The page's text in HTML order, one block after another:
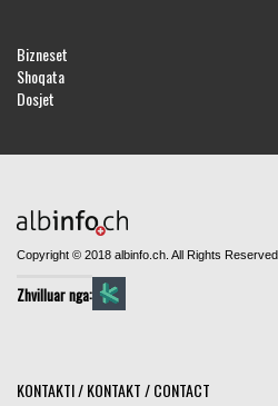
Bizneset
Shoqata
Dosjet
Copyright © 2018 albinfo.ch. All Rights Reserved.
Zhvilluar nga:
KONTAKTI / KONTAKT / CONTACT